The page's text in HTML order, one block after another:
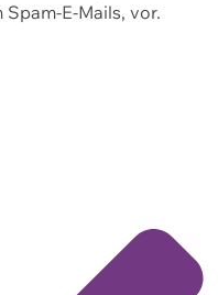
E-Mails, vor.